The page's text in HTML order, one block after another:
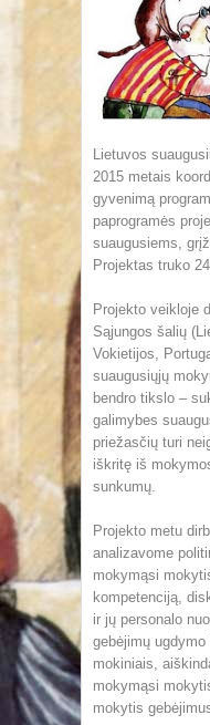
Lietuvos
2015 metais
gyvenimą
paprogramės
suaugusiems,
Projektas truko
Projekto veikloje
Sąjungos šalių
Vokietijos,
suaugusiųjų
bendro tikslo –
galimybes
priežasčių turi
iškritę iš
sunkumų.
Projekto metu
analizavome
mokymąsi
kompetenciją,
ir jų personalo
gebėjimų
mokiniais,
mokymąsi
mokytis